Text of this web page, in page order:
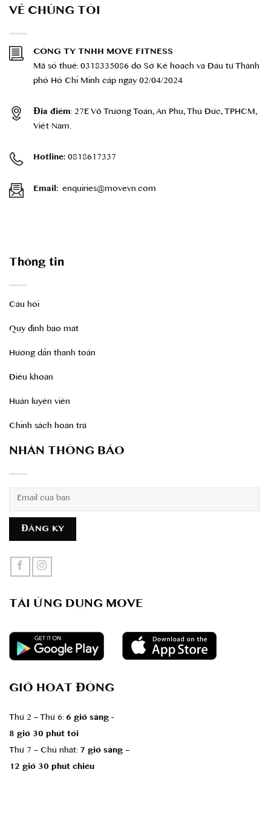
VỀ CHÚNG TÔI
CÔNG TY TNHH MOVE FITNESS
Mã số thuế: 0318335086 do Sở Kế hoạch và Đầu tư Thành
phố Hồ Chí Minh cấp ngày 02/04/2024
Địa điểm: 27E Võ Trường Toản, An Phú, Thủ Đức, TPHCM,
Việt Nam.
Hotline: 0818617337
Email: enquiries@movevn.com
Thông tin
Câu hỏi
Quy định bảo mât
Hướng dẫn thanh toán
Điều khoản
Huấn luyên viên
Chính sách hoàn trả
NHẬN THÔNG BÁO
TẢI ỨNG DỤNG MOVE
GIỜ HOẠT ĐỘNG
Thứ 2 – Thứ 6:6 giờ sáng -
8 giờ 30 phút tối
Thứ 7 – Chủ nhât: 7 giờ sáng –
12 giờ 30 phút chiều